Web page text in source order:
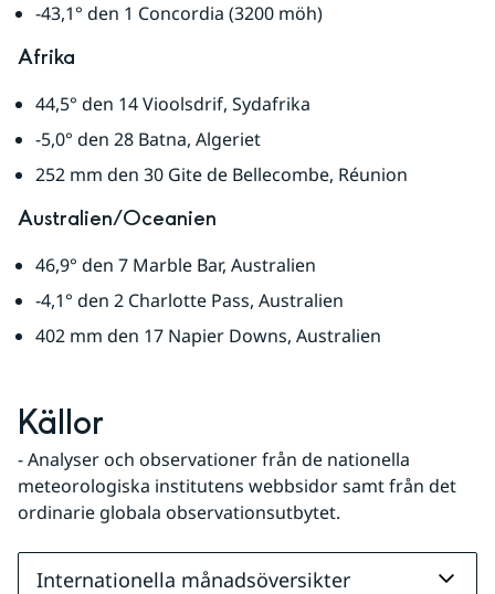
-43,1° den 1 Concordia (3200 möh)
Afrika
44,5° den 14 Vioolsdrif, Sydafrika
-5,0° den 28 Batna, Algeriet
252 mm den 30 Gite de Bellecombe, Réunion
Australien/Oceanien
46,9° den 7 Marble Bar, Australien
-4,1° den 2 Charlotte Pass, Australien
402 mm den 17 Napier Downs, Australien
Källor
- Analyser och observationer från de nationella
meteorologiska institutens webbsidor samt från det
ordinarie globala observationsutbytet.
Internationella månadsöversikter